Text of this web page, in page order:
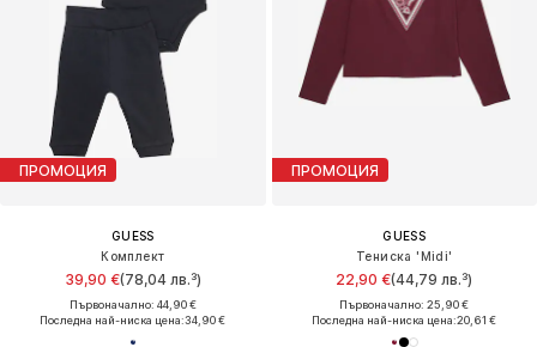
ПРОМОЦИЯ
GUESS
Комплект
39,90 €(78,04 лв.³)
Първоначално: 44,90 €
Последна най-ниска цена:34,90 €
ПРОМОЦИЯ
GUESS
Тениска 'Midi'
22,90 €(44,79 лв.³)
Първоначално: 25,90 €
Последна най-ниска цена:20,61 €